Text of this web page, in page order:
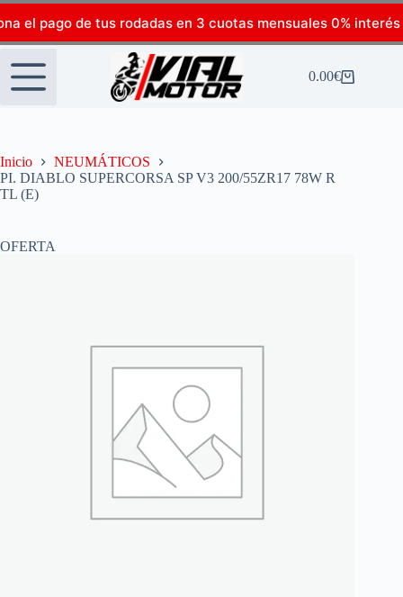
el pago de tus rodadas en 3 cuotas mensuales 0% interés
0.00€
Inicio
NEUMÁTICOS
PI. DIABLO SUPERCORSA SP V3 200/55ZR17 78W R
TL (E)
OFERTA